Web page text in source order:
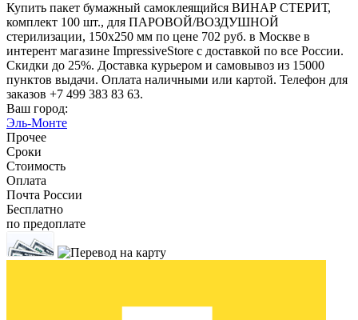
Купить пакет бумажный самоклеящийся ВИНАР СТЕРИТ,
комплект 100 шт., для ПАРОВОЙ/ВОЗДУШНОЙ
стерилизации, 150х250 мм по цене 702 руб. в Москве в
интерент магазине ImpressiveStore с доставкой по все России.
Скидки до 25%. Доставка курьером и самовывоз из 15000
пунктов выдачи. Оплата наличными или картой. Телефон для
заказов +7 499 383 83 63.
Ваш город:
Эль-Монте
Прочее
Сроки
Стоимость
Оплата
Почта России
Бесплатно
по предоплате